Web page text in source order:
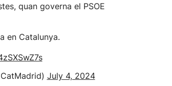
quan governa el PSOE
en Catalunya.
July 4, 2024